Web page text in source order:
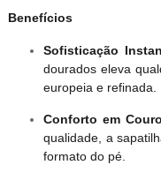
Benefícios
Sofisticação
dourados eleva
europeia e refinada.
Conforto em
qualidade, a
formato do pé.